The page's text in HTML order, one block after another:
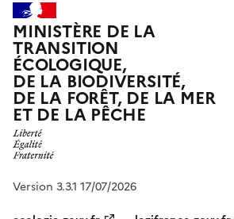
MINISTÈRE DE LA
TRANSITION
ÉCOLOGIQUE,
DE LA BIODIVERSITÉ,
DE LA FORÊT, DE LA MER
ET DE LA PÊCHE
Version 3.3.1 17/07/2026